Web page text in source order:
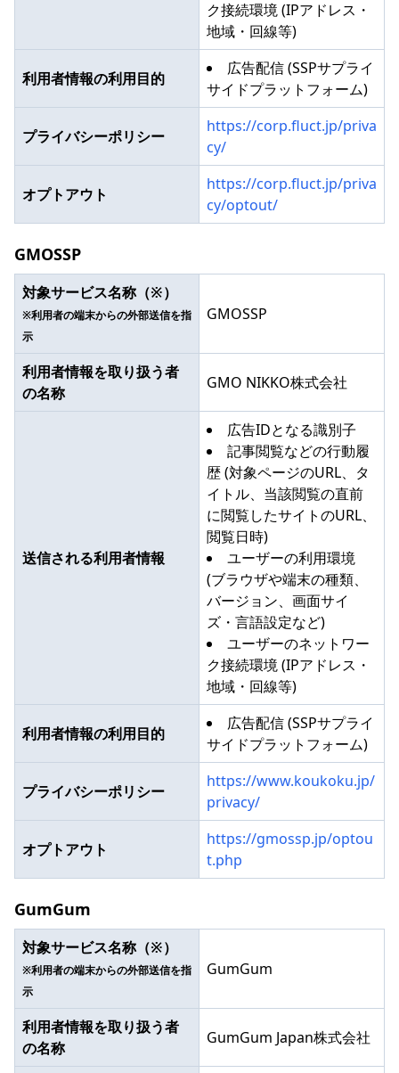
ク接続環境 (IPアドレス・
地域・回線等)
利用者情報の利用目的
広告配信 (SSPサプライ
サイドプラットフォーム)
プライバシーポリシー
https://corp.fluct.jp/priva
cy/
オプトアウト
https://corp.fluct.jp/priva
cy/optout/
GMOSSP
対象サービス名称（※）
※利用者の端末からの外部送信を指
示
GMOSSP
利用者情報を取り扱う者
の名称
GMO NIKKO株式会社
送信される利用者情報
広告IDとなる識別子
記事閲覧などの行動履
歴 (対象ページのURL、タ
イトル、当該閲覧の直前
に閲覧したサイトのURL、
閲覧日時)
ユーザーの利用環境
(ブラウザや端末の種類、
バージョン、画面サイ
ズ・言語設定など)
ユーザーのネットワー
ク接続環境 (IPアドレス・
地域・回線等)
利用者情報の利用目的
広告配信 (SSPサプライ
サイドプラットフォーム)
プライバシーポリシー
https://www.koukoku.jp/
privacy/
オプトアウト
https://gmossp.jp/optou
t.php
GumGum
対象サービス名称（※）
※利用者の端末からの外部送信を指
示
GumGum
利用者情報を取り扱う者
の名称
GumGum Japan株式会社